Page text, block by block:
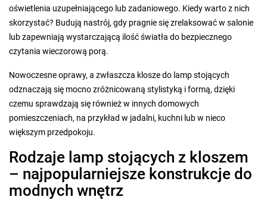
oświetlenia uzupełniającego lub zadaniowego. Kiedy warto z nich
skorzystać? Budują nastrój, gdy pragnie się zrelaksować w salonie
lub zapewniają wystarczającą ilość światła do bezpiecznego
czytania wieczorową porą.
Nowoczesne oprawy, a zwłaszcza klosze do lamp stojących
odznaczają się mocno zróżnicowaną stylistyką i formą, dzięki
czemu sprawdzają się również w innych domowych
pomieszczeniach, na przykład w jadalni, kuchni lub w nieco
większym przedpokoju.
Rodzaje lamp stojących z kloszem
– najpopularniejsze konstrukcje do
modnych wnętrz